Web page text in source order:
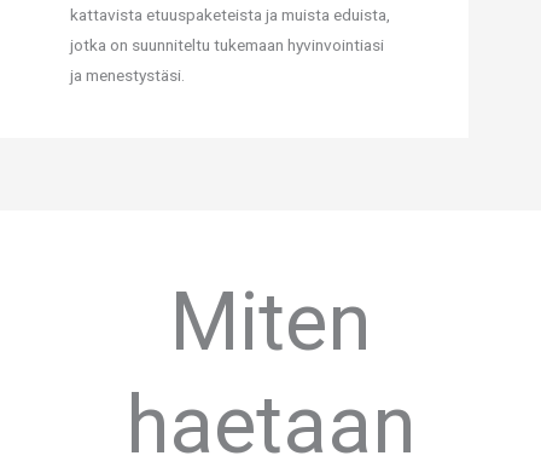
kattavista etuuspaketeista ja muista eduista,
jotka on suunniteltu tukemaan hyvinvointiasi
ja menestystäsi.
Miten
haetaan